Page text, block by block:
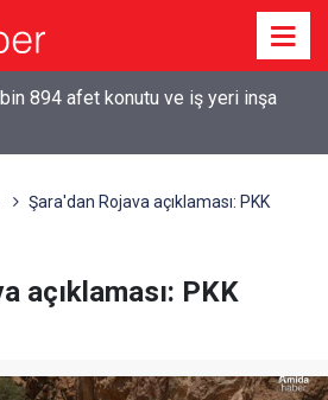
bin 894 afet konutu ve iş yeri inşa
Şara'dan Rojava açıklaması: PKK
açıklaması: PKK